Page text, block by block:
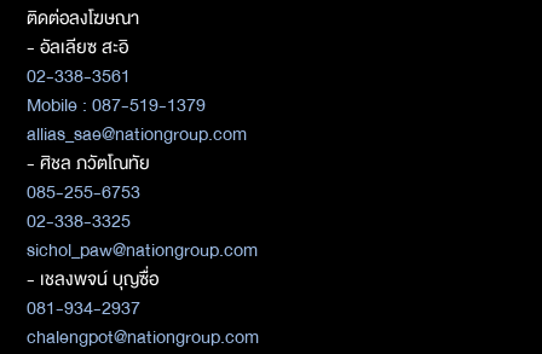
ติดต่อลงโฆษณา
- อัลเลียซ สะอิ
02-338-3561
Mobile : 087-519-1379
allias_sae@nationgroup.com
- ศิชล ภวัตโณทัย
085-255-6753
02-338-3325
sichol_paw@nationgroup.com
- เชลงพจน์ บุญซื่อ
081-934-2937
chalengpot@nationgroup.com